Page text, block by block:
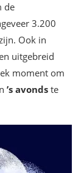
de
3.200
Ook in
uitgebreid
moment om
’s avonds te